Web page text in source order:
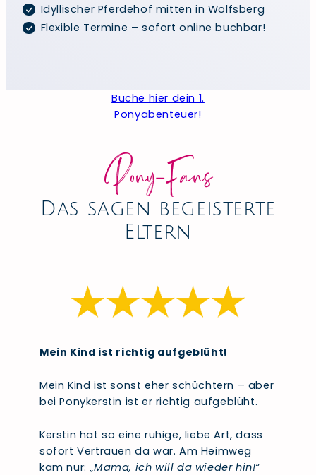
Idyllischer Pferdehof mitten in Wolfsberg
Flexible Termine – sofort online buchbar!
Buche hier dein 1.
Ponyabenteuer!
Pony-Fans
Das sagen begeisterte
Eltern
Mein Kind ist richtig aufgeblüht!
Mein Kind ist sonst eher schüchtern – aber
bei Ponykerstin ist er richtig aufgeblüht.
Kerstin hat so eine ruhige, liebe Art, dass
sofort Vertrauen da war. Am Heimweg
kam nur: „Mama, ich will da wieder hin!“